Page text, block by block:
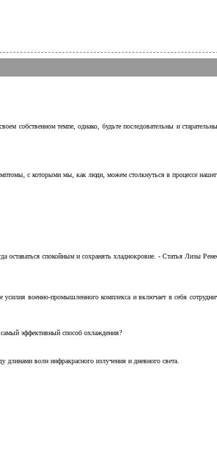
собственном темпе, однако, будьте последовательны и
с которыми мы, как люди, можем столкнуться в процессе
спокойным и сохранять хладнокровие. - Статья Лизы
военно-промышленного комплекса и включает в себя
эффективный способ охлаждения?
волн инфракрасного излучения и дневного света.